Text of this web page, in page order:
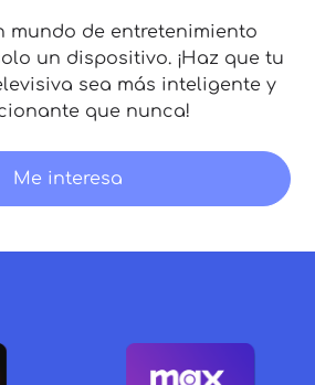
mundo de entretenimiento
un dispositivo. ¡Haz que tu
sea más inteligente y
que nunca!
Me interesa